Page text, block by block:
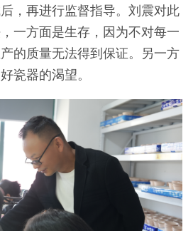
，再进行监督指导。刘震对此
一方面是生存，因为不对每一
的质量无法得到保证。另一方
瓷器的渴望。